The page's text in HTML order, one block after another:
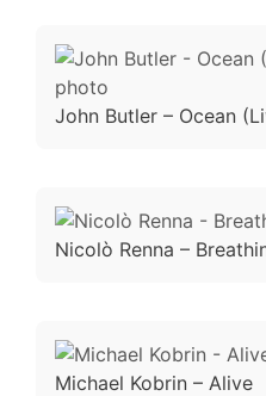
John Butler – Ocean
Nicolò Renna –
Michael Kobrin – Alive